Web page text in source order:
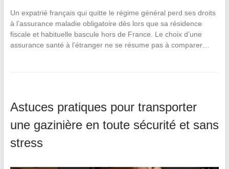
Un expatrié français qui quitte le régime général perd ses droits
à l’assurance maladie obligatoire dès lors que sa résidence
fiscale et habituelle bascule hors de France. Le choix d’une
assurance santé à l’étranger ne se résume pas à comparer…
Astuces pratiques pour transporter
une gazinière en toute sécurité et sans
stress